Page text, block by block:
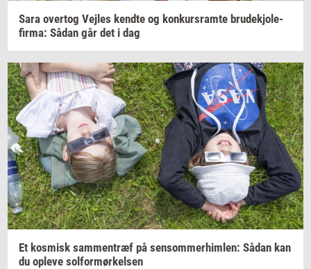
Sara over­tog Vej­les kend­te og kon­kurs­ram­te bru­dekjo­le­
fir­ma: Sådan går det i dag
Et kos­misk sam­men­træf på sen­som­mer­him­len: Sådan kan
du op­le­ve sol­for­mør­kel­sen